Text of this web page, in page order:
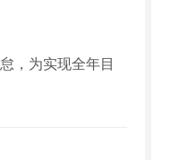
，为实现全年目